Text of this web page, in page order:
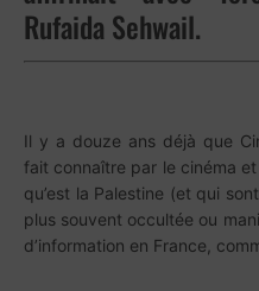
Rufaida Sehwail.
Il y a douze ans déjà que
fait connaître par le cinéma
qu’est la Palestine (et qui
plus souvent occultée ou
d’information en France,